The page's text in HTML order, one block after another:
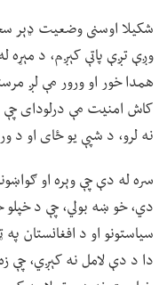
شکیلا اوسنی وضعیت ډېر
وږې تږې پاتې کېږم، د
همدا خور او ورور مې لږ
کاش امنیت مې درلودای
نه لرو، د شپې یو ځای او د
سره له دې چې وېره او
دي، خو ښه بولي، چې د
سیاستونو او د افغانستان
دا د دې لامل نه کېږي، چې